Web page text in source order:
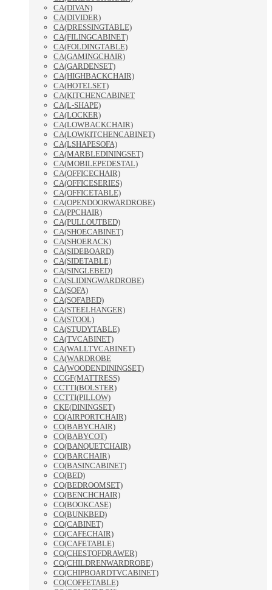
CA(DIVAN)
CA(DIVIDER)
CA(DRESSINGTABLE)
CA(FILINGCABINET)
CA(FOLDINGTABLE)
CA(GAMINGCHAIR)
CA(GARDENSET)
CA(HIGHBACKCHAIR)
CA(HOTELSET)
CA(KITCHENCABINET
CA(L-SHAPE)
CA(LOCKER)
CA(LOWBACKCHAIR)
CA(LOWKITCHENCABINET)
CA(LSHAPESOFA)
CA(MARBLEDININGSET)
CA(MOBILEPEDESTAL)
CA(OFFICECHAIR)
CA(OFFICESERIES)
CA(OFFICETABLE)
CA(OPENDOORWARDROBE)
CA(PPCHAIR)
CA(PULLOUTBED)
CA(SHOECABINET)
CA(SHOERACK)
CA(SIDEBOARD)
CA(SIDETABLE)
CA(SINGLEBED)
CA(SLIDINGWARDROBE)
CA(SOFA)
CA(SOFABED)
CA(STEELHANGER)
CA(STOOL)
CA(STUDYTABLE)
CA(TVCABINET)
CA(WALLTVCABINET)
CA(WARDROBE
CA(WOODENDININGSET)
CCGF(MATTRESS)
CCTTI(BOLSTER)
CCTTI(PILLOW)
CKE(DININGSET)
CO(AIRPORTCHAIR)
CO(BABYCHAIR)
CO(BABYCOT)
CO(BANQUETCHAIR)
CO(BARCHAIR)
CO(BASINCABINET)
CO(BED)
CO(BEDROOMSET)
CO(BENCHCHAIR)
CO(BOOKCASE)
CO(BUNKBED)
CO(CABINET)
CO(CAFECHAIR)
CO(CAFETABLE)
CO(CHESTOFDRAWER)
CO(CHILDRENWARDROBE)
CO(CHIPBOARDTVCABINET)
CO(COFFETABLE)